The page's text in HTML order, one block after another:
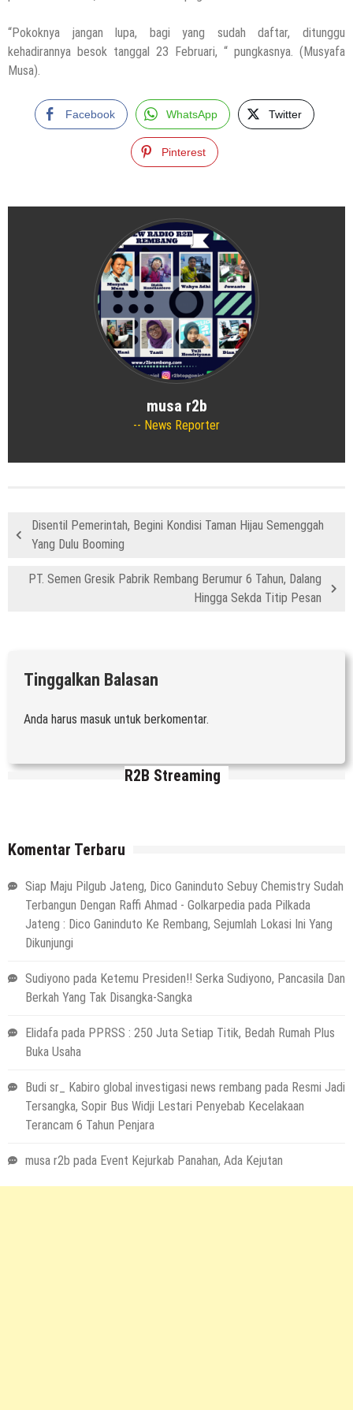
“Pokoknya jangan lupa, bagi yang sudah daftar, ditunggu
kehadirannya besok tanggal 23 Februari, “ pungkasnya. (Musyafa
Musa).
Facebook WhatsApp Twitter
Pinterest
musa r2b
News Reporter
Disentil Pemerintah, Begini Kondisi Taman Hijau Semenggah
Yang Dulu Booming
PT. Semen Gresik Pabrik Rembang Berumur 6 Tahun, Dalang
Hingga Sekda Titip Pesan
Tinggalkan Balasan
Anda harus masuk untuk berkomentar.
R2B Streaming
Komentar Terbaru
Siap Maju Pilgub Jateng, Dico Ganinduto Sebuy Chemistry Sudah
Terbangun Dengan Raffi Ahmad - Golkarpedia pada Pilkada
Jateng : Dico Ganinduto Ke Rembang, Sejumlah Lokasi Ini Yang
Dikunjungi
Sudiyono pada Ketemu Presiden!! Serka Sudiyono, Pancasila Dan
Berkah Yang Tak Disangka-Sangka
Elidafa pada PPRSS : 250 Juta Setiap Titik, Bedah Rumah Plus
Buka Usaha
Budi sr_ Kabiro global investigasi news rembang pada Resmi Jadi
Tersangka, Sopir Bus Widji Lestari Penyebab Kecelakaan
Terancam 6 Tahun Penjara
musa r2b pada Event Kejurkab Panahan, Ada Kejutan